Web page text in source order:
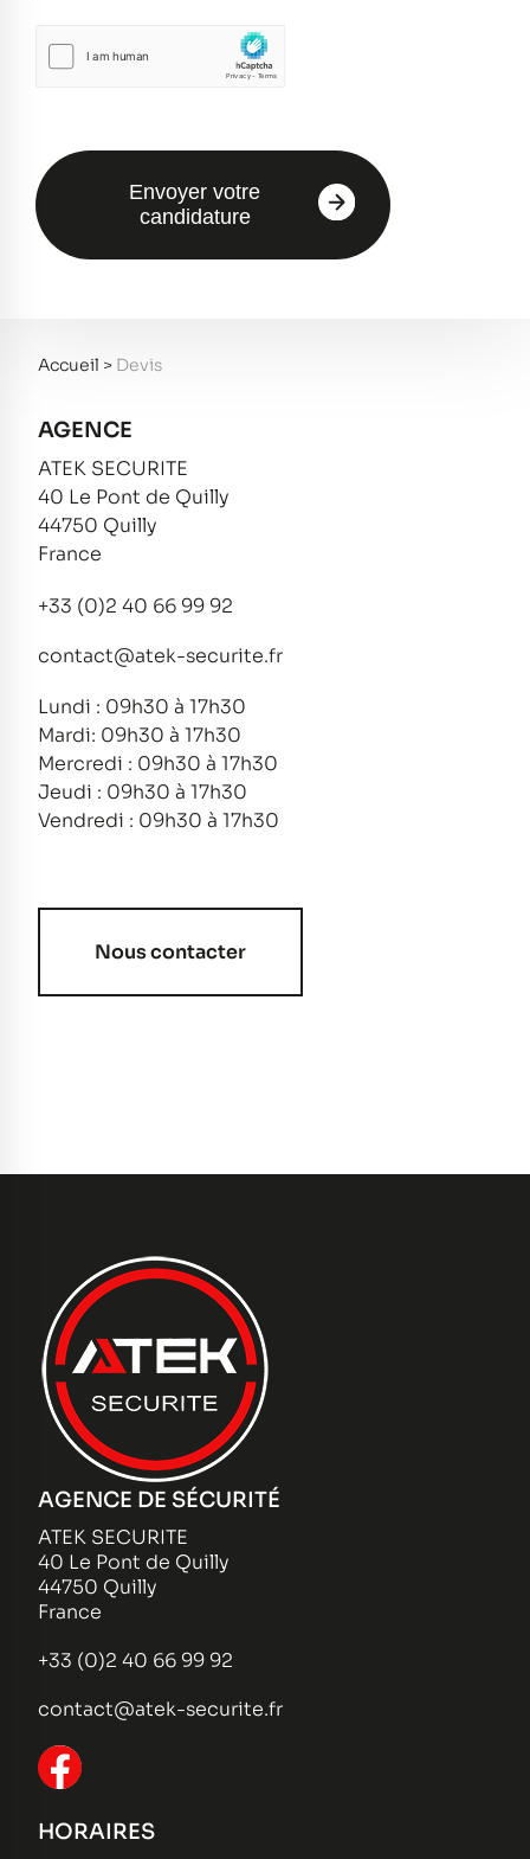
Accueil > Devis
AGENCE
ATEK SECURITE
40 Le Pont de Quilly
44750 Quilly
France
+33 (0)2 40 66 99 92
contact@atek-securite.fr
Lundi : 09h30 à 17h30
Mardi: 09h30 à 17h30
Mercredi : 09h30 à 17h30
Jeudi : 09h30 à 17h30
Vendredi : 09h30 à 17h30
Nous contacter
Envoyer votre
candidature
AGENCE DE SÉCURITÉ
ATEK SECURITE
40 Le Pont de Quilly
44750 Quilly
France
+33 (0)2 40 66 99 92
contact@atek-securite.fr
HORAIRES